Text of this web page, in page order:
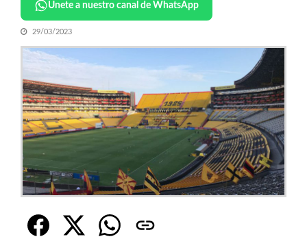
Únete a nuestro canal de WhatsApp
29/03/2023